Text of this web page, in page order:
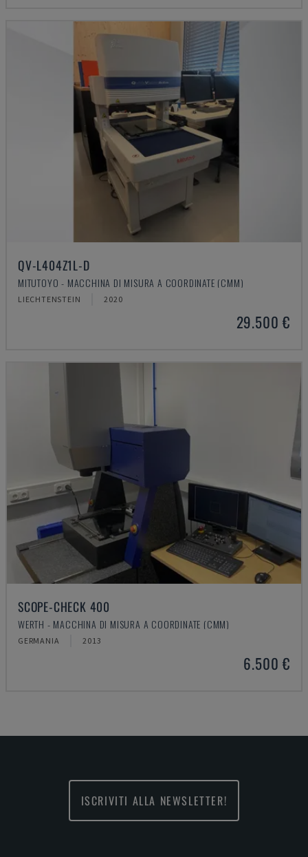
QV-L404Z1L-D
MITUTOYO - MACCHINA DI MISURA A COORDINATE (CMM)
LIECHTENSTEIN 2020
29.500 €
SCOPE-CHECK 400
WERTH - MACCHINA DI MISURA A COORDINATE (CMM)
GERMANIA 2013
6.500 €
ISCRIVITI ALLA NEWSLETTER!